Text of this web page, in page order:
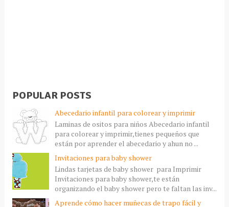
POPULAR POSTS
Abecedario infantil para colorear y imprimir
Laminas de ositos para niños Abecedario infantil
para colorear y imprimir,tienes pequeños que
están por aprender el abecedario y ahun no ...
Invitaciones para baby shower
Lindas tarjetas de baby shower para Imprimir
Invitaciones para baby shower,te están
organizando el baby shower pero te faltan las inv...
Aprende cómo hacer muñecas de trapo fácil y